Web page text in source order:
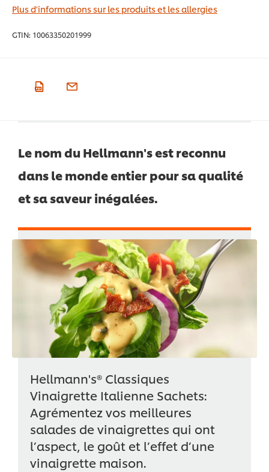
Plus d'informations sur les produits et les allergies
GTIN: 10063350201999
Le nom du Hellmann's est reconnu
dans le monde entier pour sa qualité
et sa saveur inégalées.
Hellmann's® Classiques
Vinaigrette Italienne Sachets:
Agrémentez vos meilleures
salades de vinaigrettes qui ont
l’aspect, le goût et l’effet d’une
vinaigrette maison.